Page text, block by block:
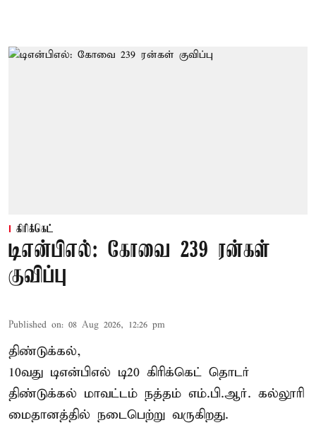
கிரிக்கெட்
டிஎன்பிஎல்: கோவை 239 ரன்கள்
குவிப்பு
Published on: 08 Aug 2026, 12:26 pm
திண்டுக்கல்,
10வது டிஎன்பிஎல் டி20 கிரிக்கெட் தொடர்
திண்டுக்கல் மாவட்டம் நத்தம் எம்.பி.ஆர். கல்லூரி
மைதானத்தில் நடைபெற்று வருகிறது.